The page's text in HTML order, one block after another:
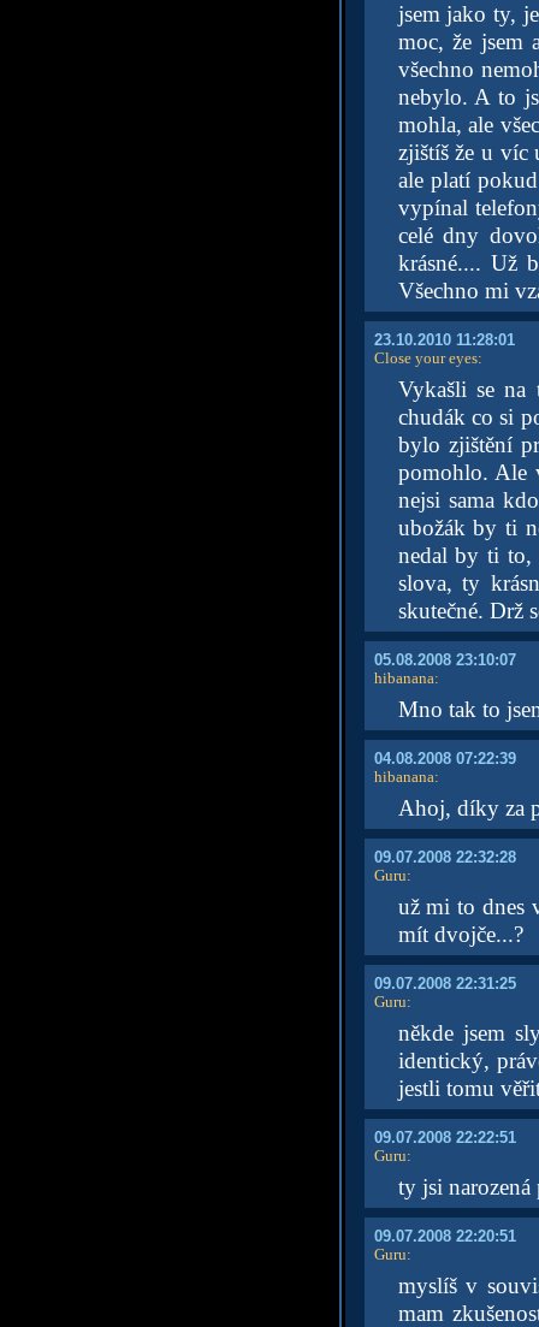
jsem jako ty,
moc, že jsem
všechno
nebylo. A to
mohla, ale
zjištíš že u víc
ale platí
vypínal
celé dny
krásné.... Už
Všechno mi
23.10.2010 11:28:01
Close your eyes:
Vykašli se na
chudák co si
bylo zjištění
pomohlo. Ale
nejsi sama
ubožák by ti
nedal by ti to,
slova, ty
skutečné. Drž
05.08.2008 23:10:07
hibanana:
Mno tak to
04.08.2008 07:22:39
hibanana:
Ahoj, díky za
09.07.2008 22:32:28
Guru:
už mi to dnes
mít dvojče...?
09.07.2008 22:31:25
Guru:
někde jsem
identický,
jestli tomu
09.07.2008 22:22:51
Guru:
ty jsi
09.07.2008 22:20:51
Guru:
myslíš v
mam